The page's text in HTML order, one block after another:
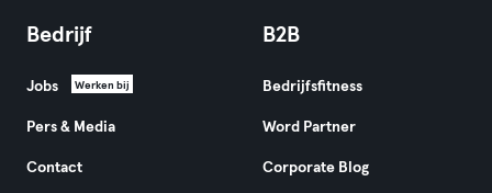
Bedrijf
Jobs Werken bij
Pers & Media
Contact
B2B
Bedrijfsfitness
Word Partner
Corporate Blog